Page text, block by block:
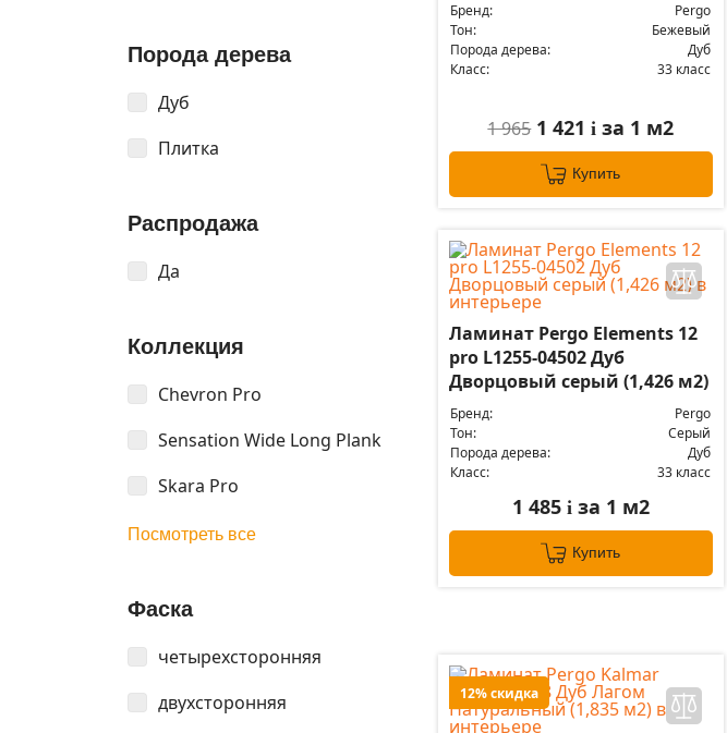
Порода дерева
Дуб
Плитка
Распродажа
Да
Коллекция
Chevron Pro
Sensation Wide Long Plank
Skara Pro
Посмотреть все
Фаска
четырехсторонняя
двухсторонняя
Бренд:
Pergo
Тон:
Бежевый
Порода дерева:
Дуб
Класс:
33 класс
1 965 1 421i за 1 м2
Купить
Ламинат Pergo Elements 12
pro L1255-04502 Дуб
Дворцовый серый (1,426 м2)
Бренд:
Pergo
Тон:
Серый
Порода дерева:
Дуб
Класс:
33 класс
1 485 iза 1 м2
Купить
12% скидка